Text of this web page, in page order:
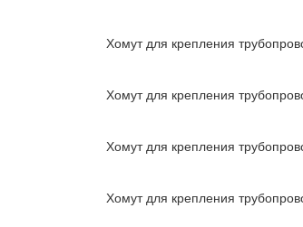
Хомут для крепления
Хомут для крепления
Хомут для крепления
Хомут для крепления